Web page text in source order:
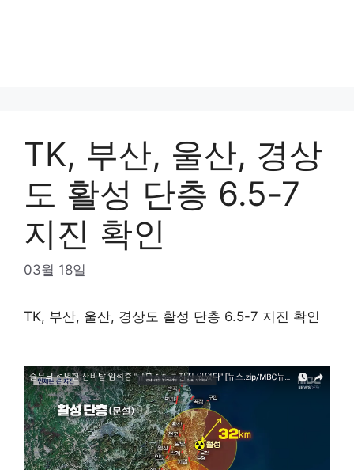
TK, 부산, 울산, 경상
도 활성 단층 6.5-7
지진 확인
03월 18일
TK, 부산, 울산, 경상도 활성 단층 6.5-7 지진 확인